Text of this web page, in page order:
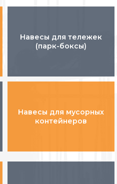
Навесы для тележек
(парк-боксы)
Навесы для мусорных
контейнеров